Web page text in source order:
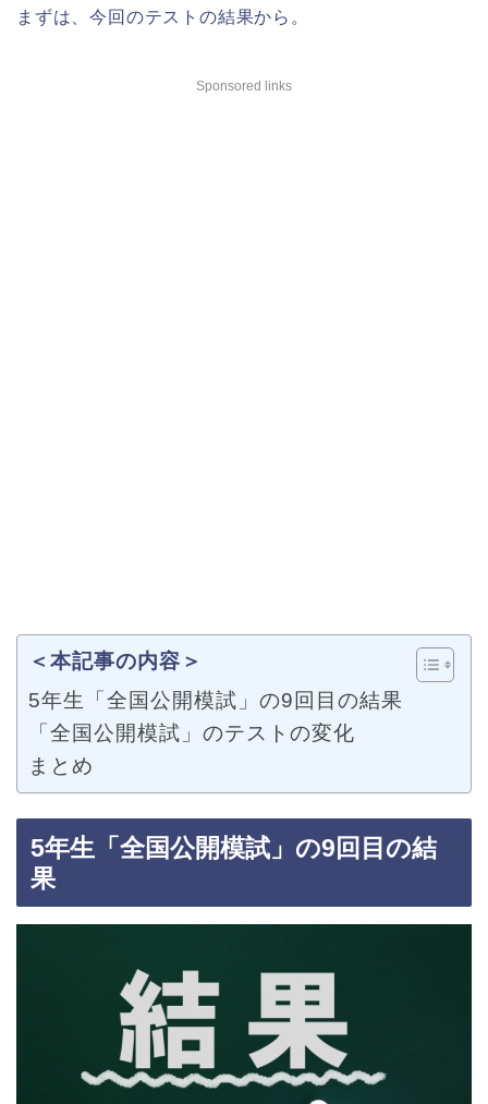
まずは、今回のテストの結果から。
Sponsored links
＜本記事の内容＞
5年生「全国公開模試」の9回目の結果
「全国公開模試」のテストの変化
まとめ
5年生「全国公開模試」の9回目の結
果